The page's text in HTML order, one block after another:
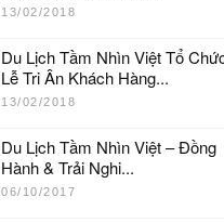
13/02/2018
Du Lịch Tầm Nhìn Việt Tổ
Lễ Tri Ân Khách Hàng...
13/02/2018
Du Lịch Tầm Nhìn Việt – Đồng
Hành & Trải Nghi...
06/10/2017